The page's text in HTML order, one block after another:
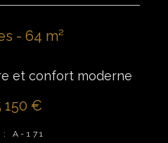
- 64 m²
et confort moderne
150 €
: A-171